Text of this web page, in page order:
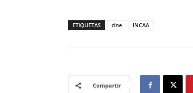
ETIQUETAS cine INCAA
Compartir